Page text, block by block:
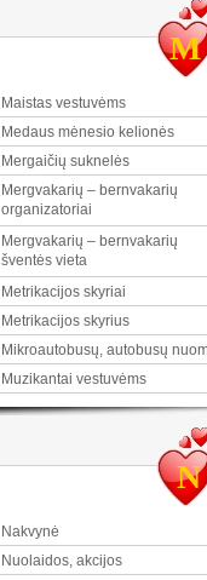
M
Maistas vestuvėms
Medaus mėnesio kelionės
Mergaičių suknelės
Mergvakarių – bernvakarių
organizatoriai
Mergvakarių – bernvakarių
šventės vieta
Metrikacijos skyriai
Metrikacijos skyrius
Mikroautobusų, autobusų
Muzikantai vestuvėms
N
Nakvynė
Nuolaidos, akcijos